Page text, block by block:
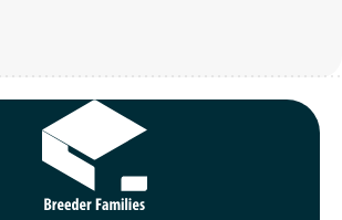
ペット業界が抱える命の大量生産・大
い流通構造、劣悪な飼育環境といった課
ています。優良ブリーダーとの直接取引
無駄な命の消費を減らし、命を大切にす
しています。
を保護団体や保護団体を支援する公益法
。多くのペット販売業者が、動物福祉へ
であることを理由に寄付を断られる中、
を使わない」の詳細はこちら
愛い」「珍しい毛色」という見た目の特
値で取引されることが多くなっていま
た特徴には健康リスクが伴う場合が少な
サイズは骨や心臓に負担がかかりやす
遺伝疾患のリスクが高まることがありま